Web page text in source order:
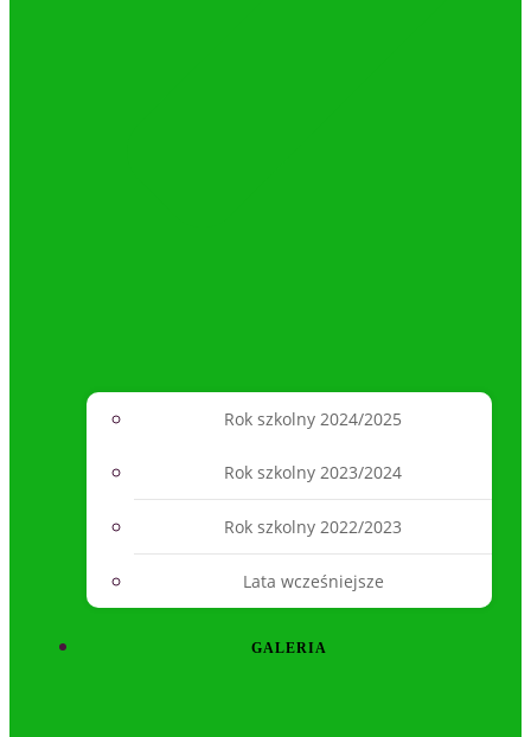
Rok szkolny 2024/2025
Rok szkolny 2023/2024
Rok szkolny 2022/2023
Lata wcześniejsze
GALERIA